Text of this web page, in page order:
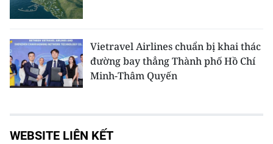
Vietravel Airlines chuẩn bị khai thác
đường bay thẳng Thành phố Hồ Chí
Minh-Thâm Quyến
WEBSITE LIÊN KẾT